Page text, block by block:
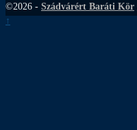
©2026 - Szádvárért Baráti Kör
↑